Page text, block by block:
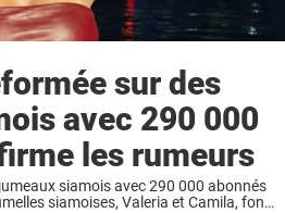
sur des
avec 290 000
les rumeurs
siamois avec 290 000 abonnés
siamoises, Valeria et Camila, font